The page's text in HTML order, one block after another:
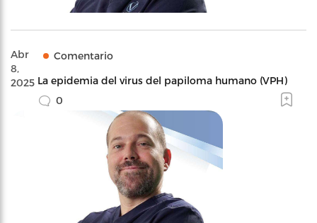
Abr
8,
2025
Comentario
La epidemia del virus del papiloma humano (VPH)
0